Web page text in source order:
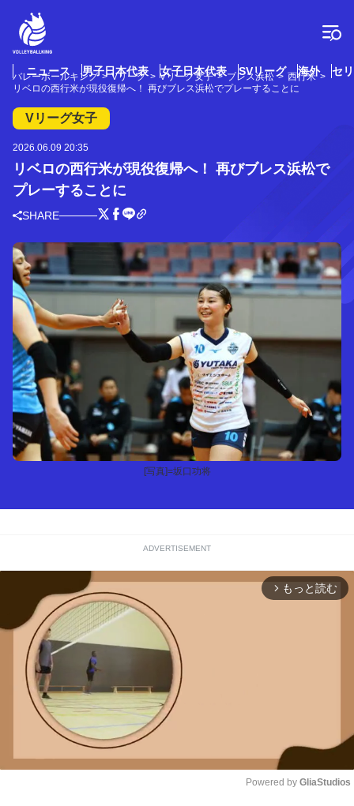
ニュース 男子日本代表 女子日本代表 SVリーグ 海外 セ
バレーボールキング Vリーグ Vリーグ女子 ブレス浜松
西行米
リベロの西行米が現役復帰へ！ 再びブレス浜松でプレーすることに
Vリーグ女子
2026.06.09 20:35
リベロの西行米が現役復帰へ！ 再びブレス浜松で
プレーすることに
SHARE
[写真]=坂口功将
ADVERTISEMENT
arrow_forward_ios もっと読む
Powered by GliaStudios